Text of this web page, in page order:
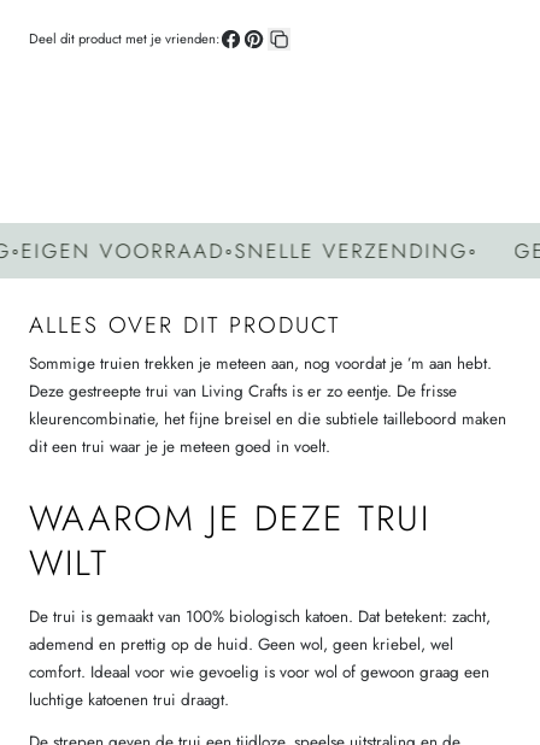
Deel dit product met je vrienden:
VOORRAAD◦SNELLE VERZENDING◦
ALLES OVER DIT PRODUCT
Sommige truien trekken je meteen aan, nog voordat je ’m aan hebt.
Deze gestreepte trui van Living Crafts is er zo eentje. De frisse
kleurencombinatie, het fijne breisel en die subtiele tailleboord maken
dit een trui waar je je meteen goed in voelt.
WAAROM JE DEZE TRUI
WILT
De trui is gemaakt van 100% biologisch katoen. Dat betekent: zacht,
ademend en prettig op de huid. Geen wol, geen kriebel, wel
comfort. Ideaal voor wie gevoelig is voor wol of gewoon graag een
luchtige katoenen trui draagt.